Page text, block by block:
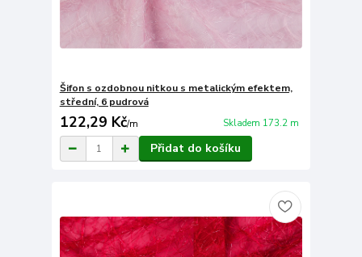
Šifon s ozdobnou nitkou s metalickým efektem,
střední, 6 pudrová
122,29 Kč/m Skladem 173.2 m
Přidat do košíku